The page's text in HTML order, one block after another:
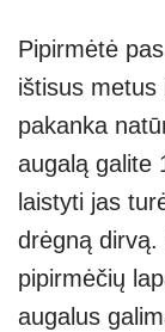
Pipirmėtė
ištisus metus
pakanka
augalą galite
laistyti jas
drėgną dirvą.
pipirmėčių
augalus